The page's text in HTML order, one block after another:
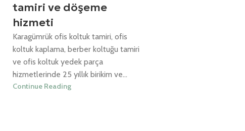
tamiri ve döşeme
hizmeti
Karagümrük ofis koltuk tamiri, ofis
koltuk kaplama, berber koltuğu tamiri
ve ofis koltuk yedek parça
hizmetlerinde 25 yıllık birikim ve...
Continue Reading